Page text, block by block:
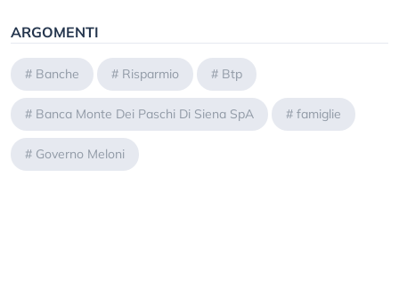
ARGOMENTI
# Banche # Risparmio # Btp
# Banca Monte Dei Paschi Di Siena SpA # famiglie
# Governo Meloni